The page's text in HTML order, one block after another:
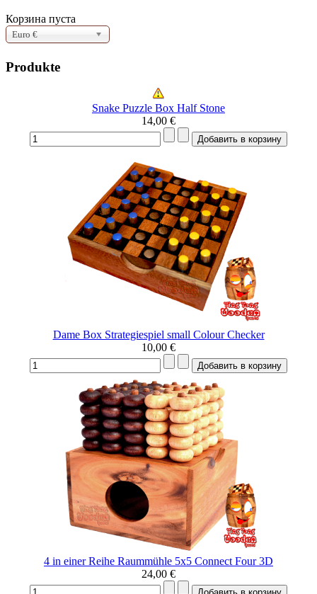
Корзина пуста
Euro €
Produkte
Snake Puzzle Box Half Stone
14,00 €
Dame Box Strategiespiel small Colour Checker
10,00 €
4 in einer Reihe Raummühle 5x5 Connect Four 3D
24,00 €